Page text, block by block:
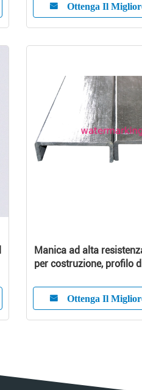
Ottenga Il
Manica ad alta
per costruzione, profilo
Ottenga Il